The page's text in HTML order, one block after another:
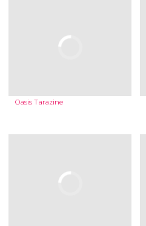
Oasis Tarazine